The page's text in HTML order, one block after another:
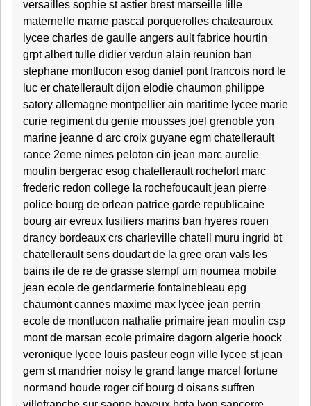
versailles sophie st astier brest marseille lille
maternelle marne pascal porquerolles chateauroux
lycee charles de gaulle angers ault fabrice hourtin
grpt albert tulle didier verdun alain reunion ban
stephane montlucon esog daniel pont francois nord le
luc er chatellerault dijon elodie chaumon philippe
satory allemagne montpellier ain maritime lycee marie
curie regiment du genie mousses joel grenoble yon
marine jeanne d arc croix guyane egm chatellerault
rance 2eme nimes peloton cin jean marc aurelie
moulin bergerac esog chatellerault rochefort marc
frederic redon college la rochefoucault jean pierre
police bourg de orlean patrice garde republicaine
bourg air evreux fusiliers marins ban hyeres rouen
drancy bordeaux crs charleville chatell muru ingrid bt
chatellerault sens doudart de la gree oran vals les
bains ile de re de grasse stempf um noumea mobile
jean ecole de gendarmerie fontainebleau epg
chaumont cannes maxime max lycee jean perrin
ecole de montlucon nathalie primaire jean moulin csp
mont de marsan ecole primaire dagorn algerie hoock
veronique lycee louis pasteur eogn ville lycee st jean
gem st mandrier noisy le grand lange marcel fortune
normand houde roger cif bourg d oisans suffren